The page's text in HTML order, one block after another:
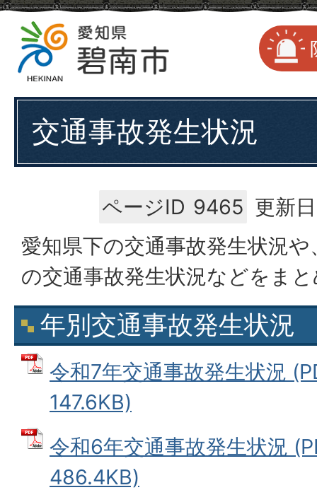
交通事故発生状況
ページID 9465 更新
愛知県下の交通事故発生状況
の交通事故発生状況などをま
年別交通事故発生状況
令和7年交通事故発生状況
147.6KB)
令和6年交通事故発生状況
486.4KB)